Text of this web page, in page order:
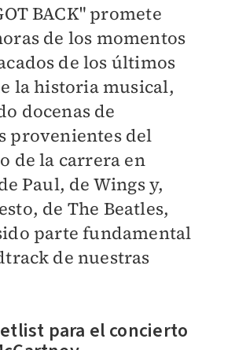
BACK" promete
de los momentos
de los últimos
la historia musical,
docenas de
provenientes del
de la carrera en
Paul, de Wings y,
de The Beatles,
parte fundamental
de nuestras
para el concierto